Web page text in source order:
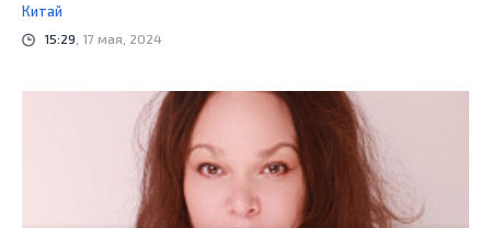
Китай
15:29 , 17 мая, 2024